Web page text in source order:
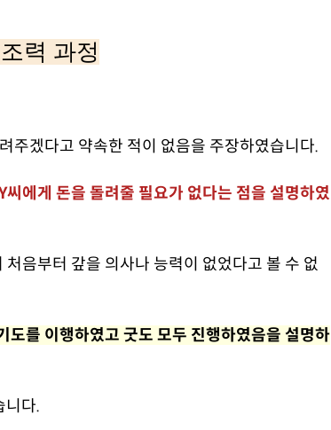
력 과정
주겠다고 약속한 적이 없음을 주장하였습니다.
에게 돈을 돌려줄 필요가 없다는 점을 설명하였
음부터 갚을 의사나 능력이 없었다고 볼 수 없
도를 이행하였고 굿도 모두 진행하였음을 설명하
니다.